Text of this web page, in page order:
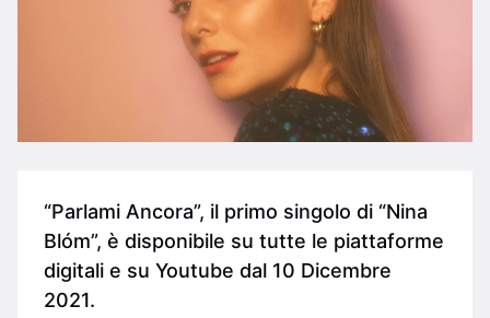
“Parlami Ancora”, il primo singolo di “Nina
Blóm”, è disponibile su tutte le piattaforme
digitali e su Youtube dal 10 Dicembre
2021.